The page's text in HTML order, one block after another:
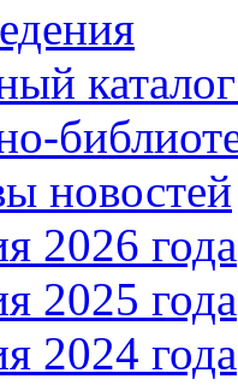
2026 года
2025 года
2024 года